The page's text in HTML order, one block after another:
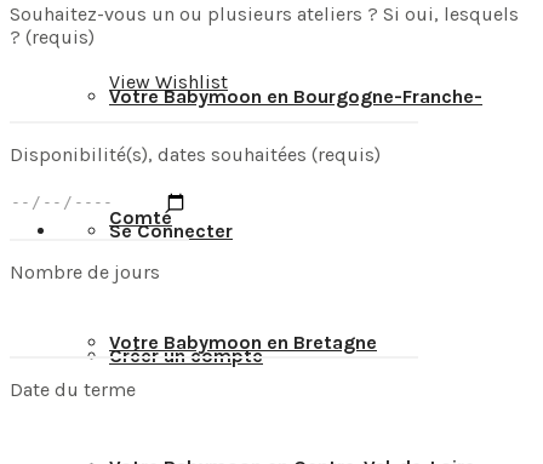
View Wishlist
Se Connecter
Créer un compte
Votre Babymoon en Bourgogne-Franche-
Comté
Votre Babymoon en Bretagne
Souhaitez-vous un ou plusieurs ateliers ? Si oui, lesquels
? (requis)
Disponibilité(s), dates souhaitées (requis)
Nombre de jours
Date du terme